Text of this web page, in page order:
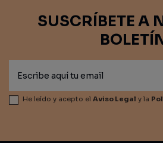
SUSCRÍBETE A
He leído y acepto el Aviso Legal y la